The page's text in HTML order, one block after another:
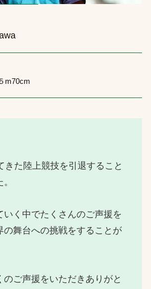
さや操作にお困りの方へ
m70cm
きた陸上競技を引退すること
いく中でたくさんのご声援を
の舞台への挑戦をすることが
のご声援をいただきありがと